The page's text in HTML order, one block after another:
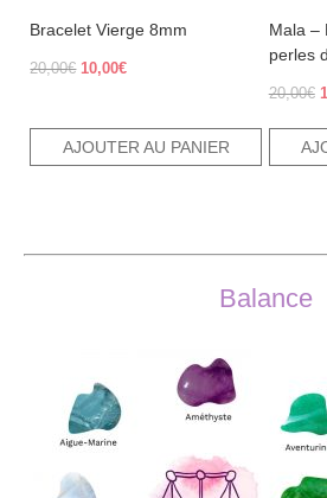
Bracelet Vierge 8mm
20,00€ Le
était :
20,00€.
10,00€Le
est :
10,00€.
AJOUTER AU PANIER
Mala –
perles
20,00€
Balance